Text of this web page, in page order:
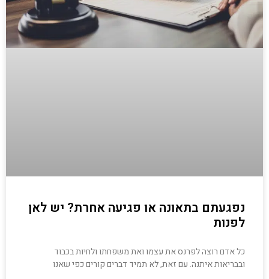
נפגעתם בתאונה או פגיעה אחרת? יש לאן
לפנות
כל אדם רוצה לפרנס את עצמו ואת משפחתו ולחיות בכבוד
ובבריאות איתנה. עם זאת, לא תמיד דברים קורים כפי שאנו